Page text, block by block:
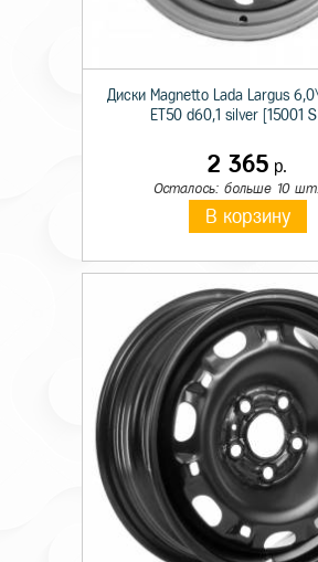
Диски Magnetto Lada Largus
ET50 d60,1 silver [15001 S
2 365 р.
Осталось: больше 10 шт.
В корзину